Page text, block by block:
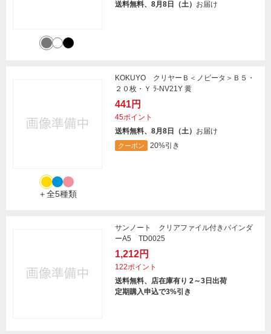
送料無料、8月8日（土） お届け
＋全5種類
KOKUYO クリヤーＢ＜ノビータ＞Ｂ５・
２０枚・Ｙ ﾗ-NV21Y 黄
441円
45ポイント
送料無料、8月8日（土） お届け
クーポン 20%引き
サンノート クリアファイル付きバインダ
ーA5 TD0025
1,212円
122ポイント
送料無料、店在庫有り 2～3日出荷
定期購入申込で3%引き